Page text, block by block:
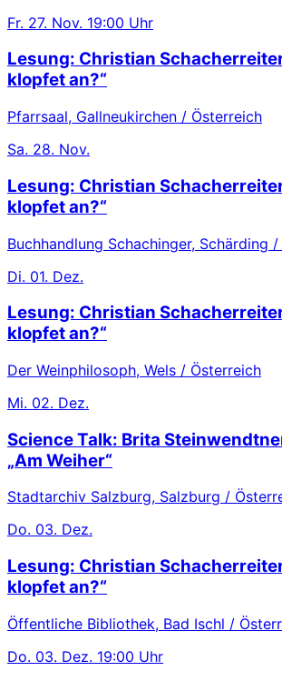
Fr. 27. Nov. 19:00 Uhr
Lesung: Christian
klopfet an?“
Pfarrsaal, Gallneukirchen / Österreich
Sa. 28. Nov.
Lesung: Christian
klopfet an?“
Buchhandlung Schachinger, Schärding
Di. 01. Dez.
Lesung: Christian
klopfet an?“
Der Weinphilosoph, Wels / Österreich
Mi. 02. Dez.
Science Talk: Brita
„Am Weiher“
Stadtarchiv Salzburg, Salzburg /
Do. 03. Dez.
Lesung: Christian
klopfet an?“
Öffentliche Bibliothek, Bad Ischl /
Do. 03. Dez. 19:00 Uhr